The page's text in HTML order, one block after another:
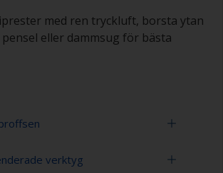
med ren tryckluft, borsta ytan
pensel eller dammsug för bästa
eller blästrar en propeller, var
verktyg